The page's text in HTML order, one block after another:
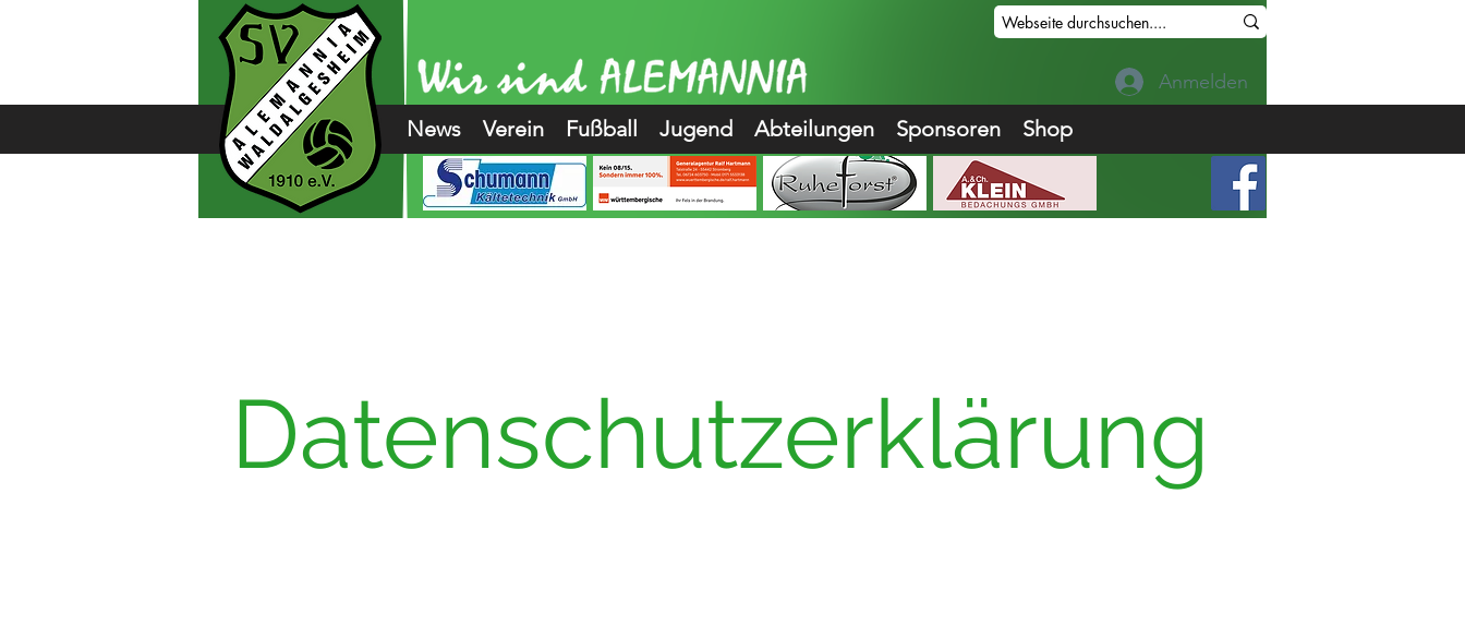
News Verein Fußball Jugend Abteilungen Sponsoren Shop
Anmelden
Datenschutzerklärung